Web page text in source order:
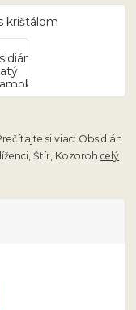
si viac: Obsidián
Štír, Kozorohcelý